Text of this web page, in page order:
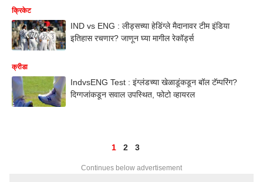
क्रिकेट
IND vs ENG : लीड्सच्या हेडिंग्ले मैदानावर टीम इंडिया
इतिहास रचणार? जाणून घ्या मागील रेकॉर्ड्स
क्रीडा
IndvsENG Test : इंग्लंडच्या खेळाडूंकडून बॉल टॅम्परिंग?
दिग्गजांकडून सवाल उपस्थित, फोटो व्हायरल
1 2 3
Continues below advertisement